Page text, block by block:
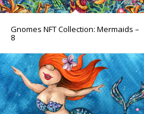
Gnomes NFT Collection: Mermaids –
8